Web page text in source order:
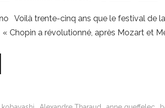
Voilà trente-cinq ans que le festival de
Chopin a révolutionné, après Mozart et